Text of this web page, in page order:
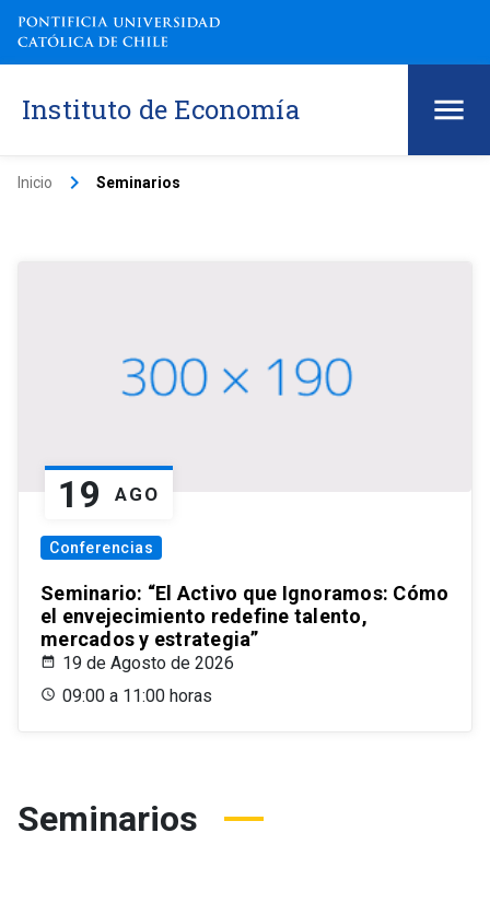
Instituto de Economía
Inicio keyboard_arrow_right Seminarios
19 AGO
Conferencias
Seminario: “El Activo que Ignoramos: Cómo
el envejecimiento redefine talento,
mercados y estrategia”
19 de Agosto de 2026
09:00 a 11:00 horas
Seminarios